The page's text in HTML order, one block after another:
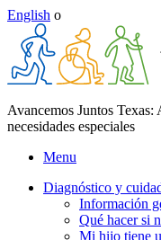
English o
Avancemos Juntos
necesidades especiales
Menu
Diagnóstico y
Información
Qué hacer si
Mi hijo tiene